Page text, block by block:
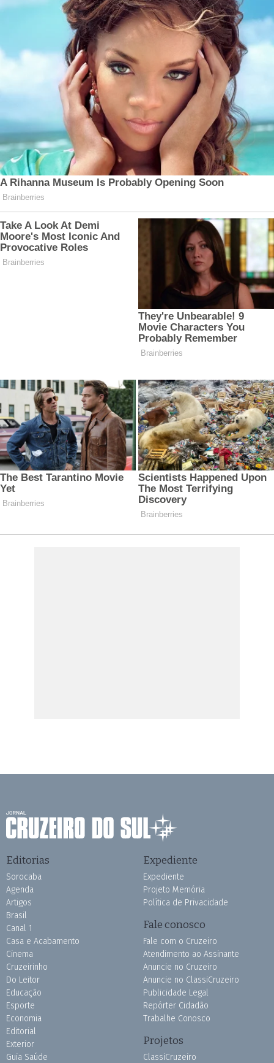
Editorias
Sorocaba
Agenda
Artigos
Brasil
Canal 1
Casa e Acabamento
Cinema
Cruzeirinho
Do Leitor
Educação
Esporte
Economia
Editorial
Exterior
Guia Saúde
Expediente
Expediente
Projeto Memória
Política de Privacidade
Fale conosco
Fale com o Cruzeiro
Atendimento ao Assinante
Anuncie no Cruzeiro
Anuncie no ClassiCruzeiro
Publicidade Legal
Repórter Cidadão
Trabalhe Conosco
Projetos
ClassiCruzeiro